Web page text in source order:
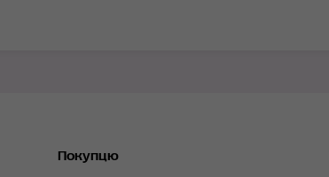
Покупцю